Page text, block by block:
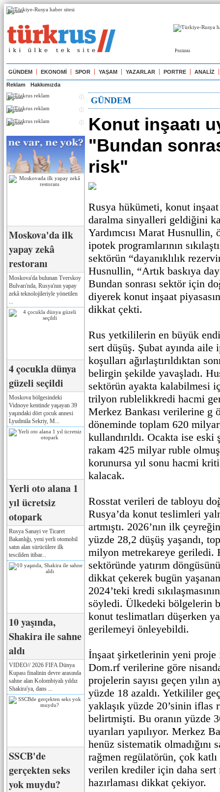
Реклама
Реклама
GÜNDEM EKONOMİ SPOR YAŞAM YAZARLAR PORTRE ANALİZ
Reklam Hakkımızda
Реклама
Реклама
Реклама
Moskova'da ilk
yapay zekâ
restoranı
Moskova'da bulunan Tverskoy
Bulvarı'nda, Rusya'nın yapay
zekâ teknolojileriyle yönetilen
4 çocukla dünya
güzeli seçildi
Moskova bölgesindeki
Vidnoye kentinde yaşayan 39
yaşındaki dört çocuk annesi
Lyudmila Sekriy, M...
Yerli oto alana 1
yıl ücretsiz
otopark
Rusya Sanayi ve Ticaret
Bakanlığı, yeni yerli otomobil
satın alan sürücülere ilk
tescilden itibar...
10 yaşında,
Shakira ile sahne
aldı
VIDEO// 2026 FIFA Dünya
Kupası finalinin devre arasında
sahne alan Kolombiyalı yıldız
Shakira'ya, dans ...
SSCB'de
gerçekten seks
yok muydu?
GÜNDEM
Konut inşaatı
"Bundan
risk"
Rusya hükümeti, konut
daralma sinyalleri geldiğini
Yardımcısı Marat
ipotek programlarının
sektörün “dayanıklılık
Husnullin, “Artık baskıya
Bundan sonrası sektör için
diyerek konut inşaat
dikkat çekti.
Rus yetkililerin en büyük
sert düşüş. Şubat ayında aile
koşulları ağırlaştırıldıktan
belirgin şekilde yavaşladı.
sektörün ayakta kalabilmesi
trilyon rublelikkredi hacmi
Merkez Bankası verilerine g
döneminde toplam 620
kullandırıldı. Ocakta ise eski
rakam 425 milyar ruble
korunursa yıl sonu hacmi
kalacak.
Rosstat verileri de tabloyu
Rusya’da konut teslimleri
artmıştı. 2026’nın ilk
yüzde 28,2 düşüş yaşandı,
milyon metrekareye geriledi.
sektöründe yatırım
dikkat çekerek bugün
2024’teki kredi
söyledi. Ülkedeki bölgelerin
konut teslimatları düşerken
gerilemeyi önleyebildi.
İnşaat şirketlerinin yeni proje
Dom.rf verilerine göre
projelerin sayısı geçen yılın
yüzde 18 azaldı. Yetkililer
yaklaşık yüzde 20’sinin iflas
belirtmişti. Bu oranın yüzde
uyarıları yapılıyor. Merkez
henüz sistematik olmadığını
rağmen regülatörün, çok
verilen krediler için daha sert
hazırlaması dikkat çekiyor.